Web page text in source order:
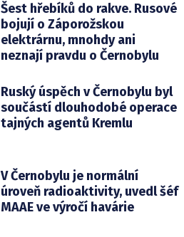
Šest hřebíků do rakve. Rusové
bojují o Záporožskou
elektrárnu, mnohdy ani
neznají pravdu o Černobylu
Ruský úspěch v Černobylu byl
součástí dlouhodobé operace
tajných agentů Kremlu
V Černobylu je normální
úroveň radioaktivity, uvedl šéf
MAAE ve výročí havárie